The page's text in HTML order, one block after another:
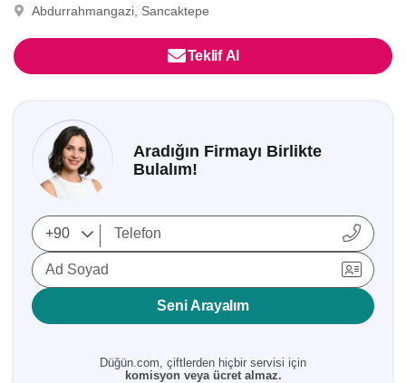
Abdurrahmangazi, Sancaktepe
Teklif Al
Aradığın Firmayı Birlikte
Bulalım!
Ad Soyad
Seni Arayalım
Düğün.com, çiftlerden hiçbir servisi için
komisyon veya ücret almaz.